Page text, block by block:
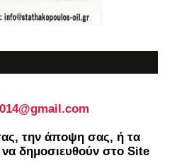
την άποψη σας, ή τα
δημοσιευθούν στο Site